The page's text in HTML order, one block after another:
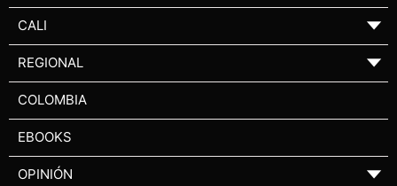
CALI ▼
REGIONAL ▼
COLOMBIA
EBOOKS
OPINIÓN ▼